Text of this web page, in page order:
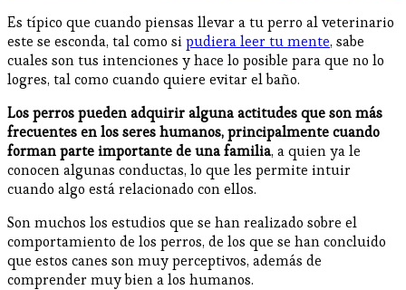
Es típico que cuando piensas llevar a tu perro al veterinario
este se esconda, tal como sipudiera leer tu mente, sabe
cuales son tus intenciones y hace lo posible para que no lo
logres, tal como cuando quiere evitar el baño.
Los perros pueden adquirir alguna actitudes que son más
frecuentes en los seres humanos, principalmente cuando
forman parte importante de una familia, a quien ya le
conocen algunas conductas, lo que les permite intuir
cuando algo está relacionado con ellos.
Son muchos los estudios que se han realizado sobre el
comportamiento de los perros, de los que se han concluido
que estos canes son muy perceptivos, además de
comprender muy bien a los humanos.